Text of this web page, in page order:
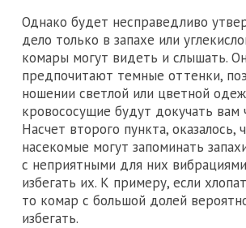
Однако будет несправедливо
дело только в запахе или
комары могут видеть и слышать.
предпочитают темные оттенки,
ношении светлой или цветной
кровососущие будут докучать вам
Насчет второго пункта, оказалось,
насекомые могут запоминать
с неприятными для них
избегать их. К примеру, если
то комар с большой долей
избегать.